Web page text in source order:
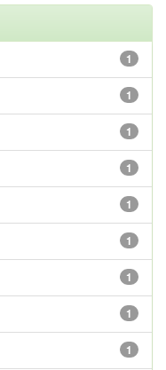
1
1
1
1
1
1
1
1
1